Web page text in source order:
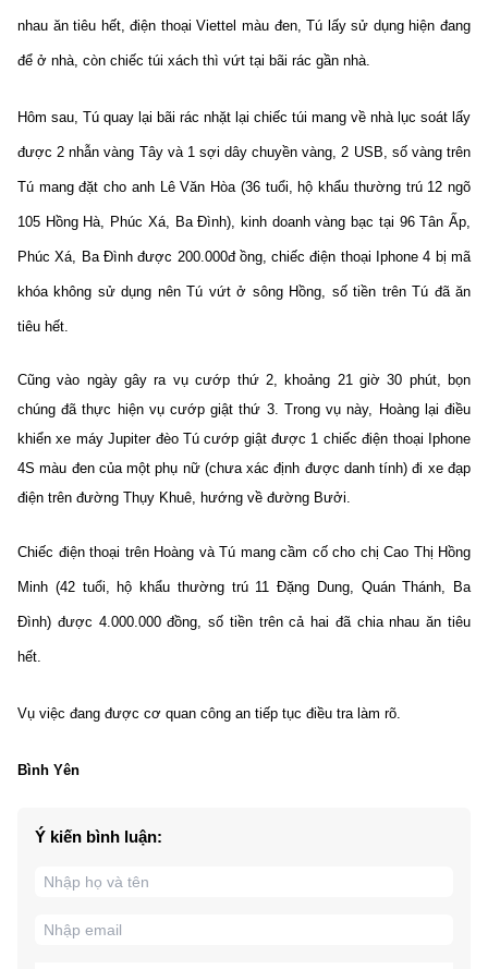
nhau ăn tiêu hết, điện thoại Viettel màu đen, Tú lấy sử dụng hiện đang
để ở nhà, còn chiếc túi xách thì vứt tại bãi rác gần nhà.
Hôm sau, Tú quay lại bãi rác nhặt lại chiếc túi mang về nhà lục soát lấy
được 2 nhẫn vàng Tây và 1 sợi dây chuyền vàng, 2 USB, số vàng trên
Tú mang đặt cho anh Lê Văn Hòa (36 tuổi, hộ khẩu thường trú 12 ngõ
105 Hồng Hà, Phúc Xá, Ba Đình), kinh doanh vàng bạc tại 96 Tân Ấp,
Phúc Xá, Ba Đình được 200.000đ ồng, chiếc điện thoại Iphone 4 bị mã
khóa không sử dụng nên Tú vứt ở sông Hồng, số tiền trên Tú đã ăn
tiêu hết.
Cũng vào ngày gây ra vụ cướp thứ 2,khoảng 21 giờ 30 phút,bọn
chúng đã thực hiện vụ cướp giật thứ 3. Trong vụ này, Hoàng lại điều
khiển xe máy Jupiter đèo Tú cướp giật được 1 chiếc điện thoại Iphone
4S màu đen của một phụ nữ (chưa xác định được danh tính) đi xe đạp
điện trên đường Thụy Khuê, hướng về đường Bưởi.
Chiếc điện thoại trên Hoàng và Tú mang cầm cố cho chị Cao Thị Hồng
Minh (42 tuổi, hộ khẩu thường trú 11 Đặng Dung, Quán Thánh, Ba
Đình) được 4.000.000 đồng, số tiền trên cả hai đã chia nhau ăn tiêu
hết.
Vụ việc đang được cơ quan công an tiếp tục điều tra làm rõ.
Bình Yên
Ý kiến bình luận: